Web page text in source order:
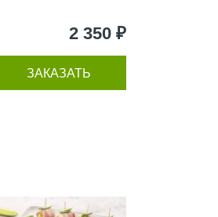
2 350 ₽
ЗАКАЗАТЬ